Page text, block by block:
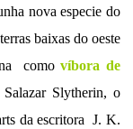
nova especie do
baixas do oeste
comovíbora de
Slytherin, o
da escritora J. K.